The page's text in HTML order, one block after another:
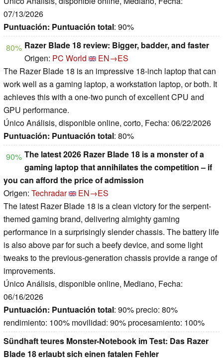
07/13/2026
Puntuación: Puntuación total: 90%
80% Razer Blade 18 review: Bigger, badder, and faster
Origen: PC World
EN→ES
The Razer Blade 18 is an impressive 18-inch laptop that can
work well as a gaming laptop, a workstation laptop, or both. It
achieves this with a one-two punch of excellent CPU and
GPU performance.
Único Análisis, disponible online, corto, Fecha: 06/22/2026
Puntuación: Puntuación total: 80%
90% The latest 2026 Razer Blade 18 is a monster of a
gaming laptop that annihilates the competition – if
you can afford the price of admission
Origen: Techradar
EN→ES
The latest Razer Blade 18 is a clean victory for the serpent-
themed gaming brand, delivering almighty gaming
performance in a surprisingly slender chassis. The battery life
is also above par for such a beefy device, and some light
tweaks to the previous-generation chassis provide a range of
improvements.
Único Análisis, disponible online, Mediano, Fecha:
06/16/2026
Puntuación: Puntuación total: 90% precio: 80%
rendimiento: 100% movilidad: 90% procesamiento: 100%
Sündhaft teures Monster-Notebook im Test: Das Razer
Blade 18 erlaubt sich einen fatalen Fehler